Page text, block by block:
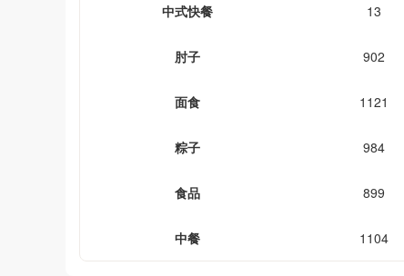
中式快餐 13
肘子 902
面食 1121
粽子 984
食品 899
中餐 1104